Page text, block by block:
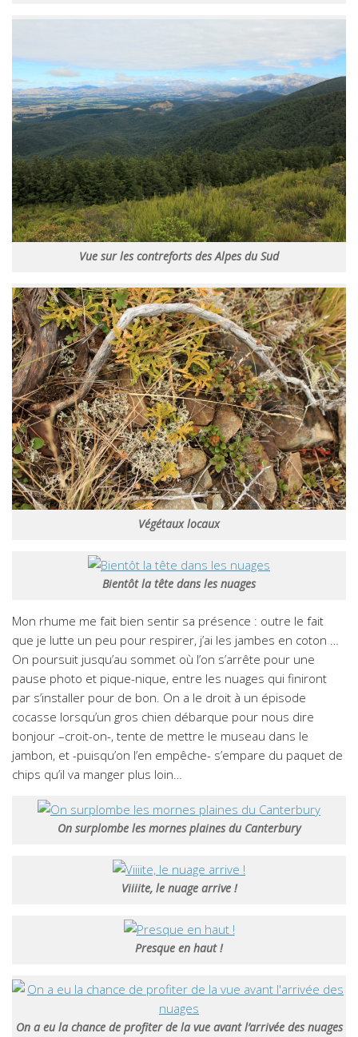
Vue sur les contreforts des Alpes du Sud
Végétaux locaux
Bientôt la tête dans les nuages
Mon rhume me fait bien sentir sa présence : outre le fait
que je lutte un peu pour respirer, j’ai les jambes en coton …
On poursuit jusqu’au sommet où l’on s’arrête pour une
pause photo et pique-nique, entre les nuages qui finiront
par s’installer pour de bon. On a le droit à un épisode
cocasse lorsqu’un gros chien débarque pour nous dire
bonjour –croit-on-, tente de mettre le museau dans le
jambon, et -puisqu’on l’en empêche- s’empare du paquet de
chips qu’il va manger plus loin…
On surplombe les mornes plaines du Canterbury
Viiiite, le nuage arrive !
Presque en haut !
On a eu la chance de profiter de la vue avant l’arrivée des nuages